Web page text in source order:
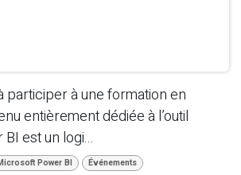
participer à une formation en
entièrement dédiée à l’outil
est un logi...
Power BI Événements